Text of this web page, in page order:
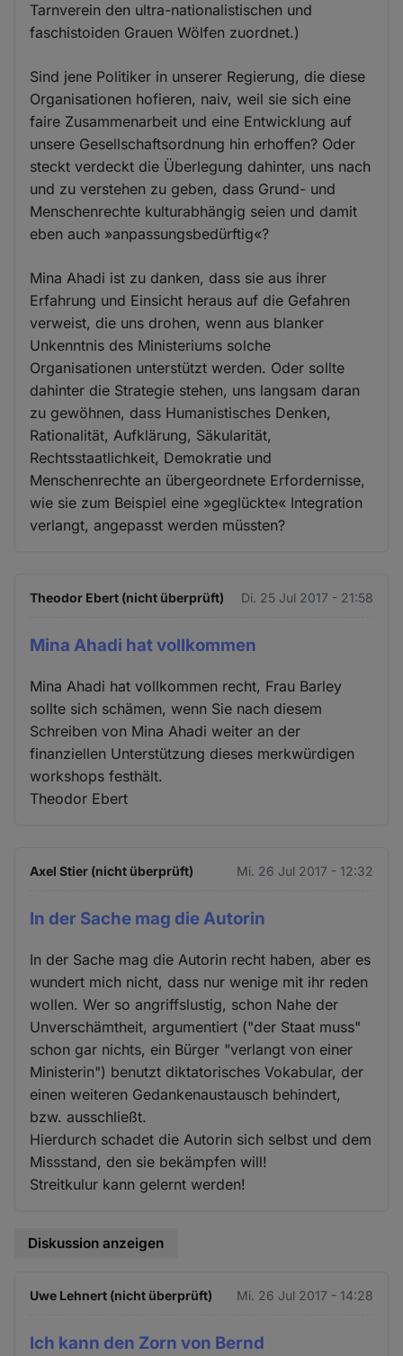
Tarnverein den ultra-nationalistischen und
faschistoiden Grauen Wölfen zuordnet.)
Sind jene Politiker in unserer Regierung, die diese
Organisationen hofieren, naiv, weil sie sich eine
faire Zusammenarbeit und eine Entwicklung auf
unsere Gesellschaftsordnung hin erhoffen? Oder
steckt verdeckt die Überlegung dahinter, uns nach
und zu verstehen zu geben, dass Grund- und
Menschenrechte kulturabhängig seien und damit
eben auch »anpassungsbedürftig«?
Mina Ahadi ist zu danken, dass sie aus ihrer
Erfahrung und Einsicht heraus auf die Gefahren
verweist, die uns drohen, wenn aus blanker
Unkenntnis des Ministeriums solche
Organisationen unterstützt werden. Oder sollte
dahinter die Strategie stehen, uns langsam daran
zu gewöhnen, dass Humanistisches Denken,
Rationalität, Aufklärung, Säkularität,
Rechtsstaatlichkeit, Demokratie und
Menschenrechte an übergeordnete Erfordernisse,
wie sie zum Beispiel eine »geglückte« Integration
verlangt, angepasst werden müssten?
Theodor Ebert (nicht überprüft) Di. 25 Jul 2017 - 21:58
Mina Ahadi hat vollkommen
Mina Ahadi hat vollkommen recht, Frau Barley
sollte sich schämen, wenn Sie nach diesem
Schreiben von Mina Ahadi weiter an der
finanziellen Unterstützung dieses merkwürdigen
workshops festhält.
Theodor Ebert
Axel Stier (nicht überprüft) Mi. 26 Jul 2017 - 12:32
In der Sache mag die Autorin
In der Sache mag die Autorin recht haben, aber es
wundert mich nicht, dass nur wenige mit ihr reden
wollen. Wer so angriffslustig, schon Nahe der
Unverschämtheit, argumentiert ("der Staat muss"
schon gar nichts, ein Bürger "verlangt von einer
Ministerin") benutzt diktatorisches Vokabular, der
einen weiteren Gedankenaustausch behindert,
bzw. ausschließt.
Hierdurch schadet die Autorin sich selbst und dem
Missstand, den sie bekämpfen will!
Streitkulur kann gelernt werden!
Diskussion anzeigen
Uwe Lehnert (nicht überprüft) Mi. 26 Jul 2017 - 14:28
Ich kann den Zorn von Bernd